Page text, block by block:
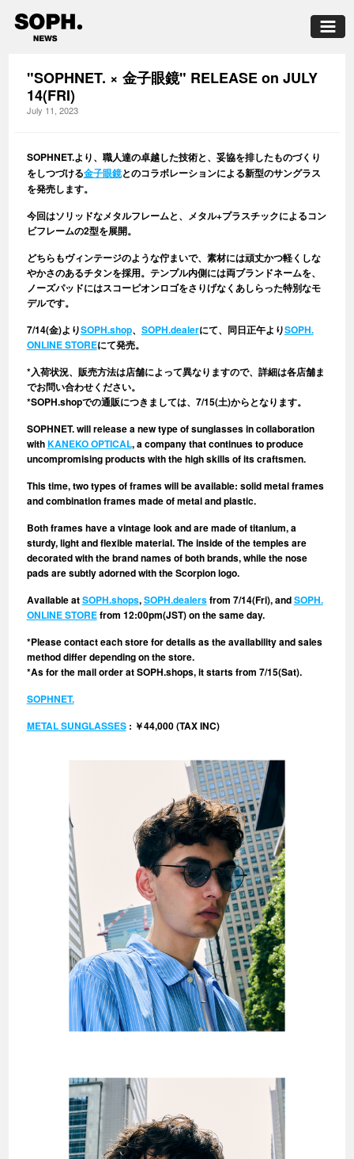
"SOPHNET. × 金子眼鏡" RELEASE on JULY
14(FRI)
July 11, 2023
SOPHNET.より、職人達の卓越した技術と、妥協を排したものづくり
をしつづける金子眼鏡とのコラボレーションによる新型のサングラス
を発売します。
今回はソリッドなメタルフレームと、メタル+プラスチックによるコン
ビフレームの2型を展開。
どちらもヴィンテージのような佇まいで、素材には頑丈かつ軽くしな
やかさのあるチタンを採用。テンプル内側には両ブランドネームを、
ノーズパッドにはスコーピオンロゴをさりげなくあしらった特別なモ
デルです。
7/14(金)よりSOPH.shop、 SOPH.dealerにて、同日正午よりSOPH.
ONLINE STOREにて発売。
*入荷状況、販売方法は店舗によって異なりますので、詳細は各店舗ま
でお問い合わせください。
*SOPH.shopでの通販につきましては、7/15(土)からとなります。
SOPHNET. will release a new type of sunglasses in collaboration
withKANEKO OPTICAL, a company that continues to produce
uncompromising products with the high skills of its craftsmen.
This time, two types of frames will be available: solid metal frames
and combination frames made of metal and plastic.
Both frames have a vintage look and are made of titanium, a
sturdy, light and flexible material. The inside of the temples are
decorated with the brand names of both brands, while the nose
pads are subtly adorned with the Scorpion logo.
Available atSOPH.shops,SOPH.dealersfrom 7/14(Fri), andSOPH.
ONLINE STOREfrom 12:00pm(JST) on the same day.
*Please contact each store for details as the availability and sales
method differ depending on the store.
*As for the mail order at SOPH.shops, it starts from 7/15(Sat).
SOPHNET.
METAL SUNGLASSES: ￥44,000 (TAX INC)